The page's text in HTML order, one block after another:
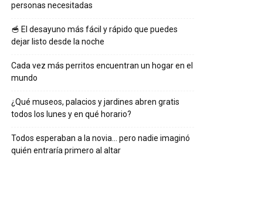
personas necesitadas
🥣 El desayuno más fácil y rápido que puedes
dejar listo desde la noche
Cada vez más perritos encuentran un hogar en el
mundo
¿Qué museos, palacios y jardines abren gratis
todos los lunes y en qué horario?
Todos esperaban a la novia… pero nadie imaginó
quién entraría primero al altar